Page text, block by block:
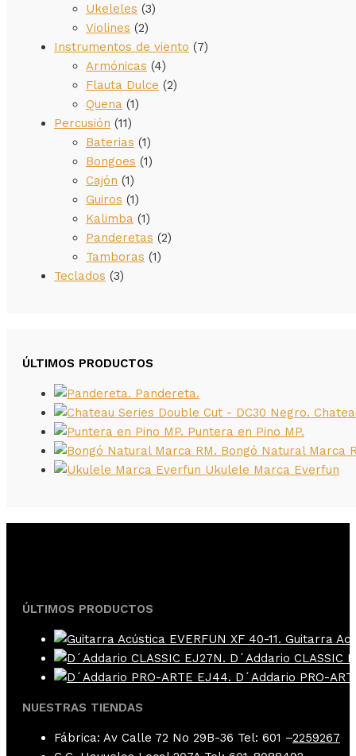
Ukeleles (3)
Violines (2)
Instrumentos de viento (7)
Armónicas (4)
Flauta Dulce (2)
Quena (1)
Percusión (11)
Baterias (1)
Bongoes (1)
Cajón (1)
Guiros (1)
Kalimba (1)
Panderetas (2)
Tamboras (1)
Teclados (3)
ÚLTIMOS PRODUCTOS
Pandereta.
Puntera en Pino MP.
Bongó Natural Marca
Ukulele Marca Everfun
ÚLTIMOS PRODUCTOS
Guitarra
D´Addario CLASSIC
D´Addario PRO-
NUESTRAS TIENDAS
Fábrica: Av Calle 72 No 29B-36 Tel: 601 –2259267